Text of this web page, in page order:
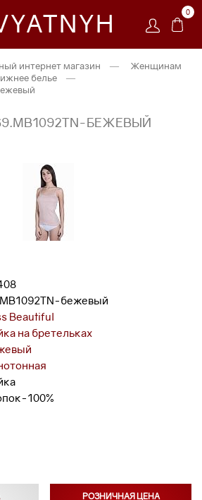
0
интернет магазин —
Женщинам
белье
—
БЕЖЕВЫЙ
бежевый
Beautiful
на бретельках
100%
РОЗНИЧНАЯ ЦЕНА